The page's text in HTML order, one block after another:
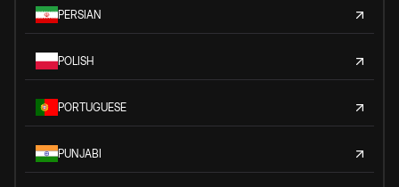
PERSIAN
POLISH
PORTUGUESE
PUNJABI